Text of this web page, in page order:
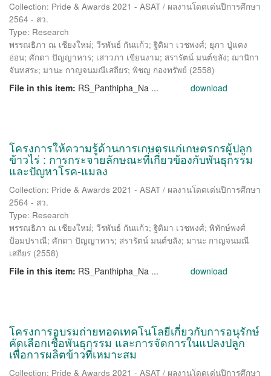
Collection: Pride & Awards 2021 - ASAT / ผลงานโดดเด่นปีการศึกษา
2564 - สว.
Type: Research
พรรณธิภา ณ เชียงใหม่; วีรพันธ์ กันแก้ว; ฐิติมา เวชพงศ์; ยุภา ปู่แตง
อ่อน; ศักดา ปัญญาหาร; เสาวภา เขียนงาม; สรารัตน์ มนต์ขลัง; ฌานิกา
จันทสระ; มานะ กาญจนมณีเสถียร; พิชญ กองทรัพย์ (2558)
File in this item: RS_Panthipha_Na ... download
โครงการให้ความรู้ด้านการเกษตรแก่เกษตรกรผู้ปลูก
ข้าวไร่ : การกระจายลักษณะที่เกี่ยวข้องกับพันธุกรรม
และปัญหาโรค-แมลง
Collection: Pride & Awards 2021 - ASAT / ผลงานโดดเด่นปีการศึกษา
2564 - สว.
Type: Research
พรรณธิภา ณ เชียงใหม่; วีรพันธ์ กันแก้ว; ฐิติมา เวชพงศ์; พิทักษ์พงศ์
ป้อมปราณี; ศักดา ปัญญาหาร; สรารัตน์ มนต์ขลัง; มานะ กาญจนมณี
เสถียร (2558)
File in this item: RS_Panthipha_Na ... download
โครงการอบรมถ่ายทอดเทคโนโลยีเกี่ยวกับการอนุรักษ์
คัดเลือกเชื้อพันธุกรรม และการจัดการในแปลงปลูก
เพื่อการผลิตข้าวที่เหมาะสม
Collection: Pride & Awards 2021 - ASAT / ผลงานโดดเด่นปีการศึกษา